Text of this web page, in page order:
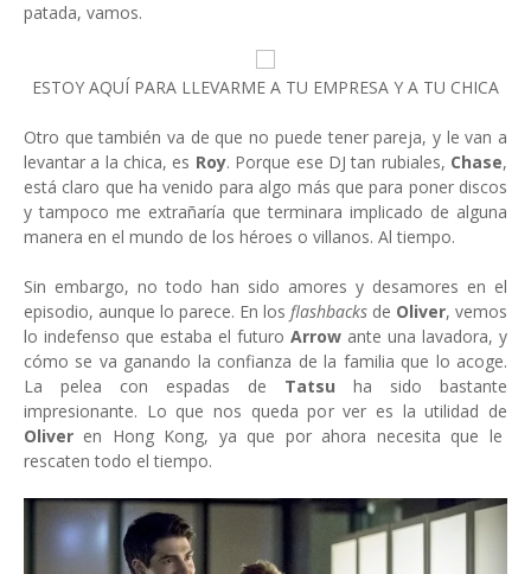
patada, vamos.
ESTOY AQUÍ PARA LLEVARME A TU EMPRESA Y A TU CHICA
Otro que también va de que no puede tener pareja, y le van a
levantar a la chica, es Roy. Porque ese DJ tan rubiales, Chase,
está claro que ha venido para algo más que para poner discos
y tampoco me extrañaría que terminara implicado de alguna
manera en el mundo de los héroes o villanos. Al tiempo.
Sin embargo, no todo han sido amores y desamores en el
episodio, aunque lo parece. En los flashbacks de Oliver, vemos
lo indefenso que estaba el futuro Arrow ante una lavadora, y
cómo se va ganando la confianza de la familia que lo acoge.
La pelea con espadas de Tatsu ha sido bastante
impresionante. Lo que nos queda por ver es la utilidad de
Oliver en Hong Kong, ya que por ahora necesita que le
rescaten todo el tiempo.